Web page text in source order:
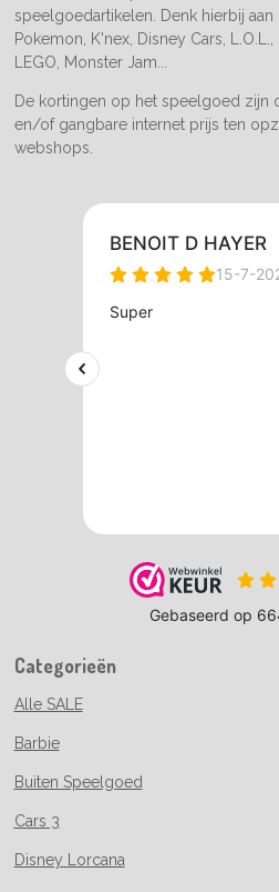
speelgoedartikelen. Denk hierbij aan
Pokemon, K'nex, Disney Cars,
LEGO, Monster Jam...
De kortingen op het speelgoed zijn
en/of gangbare internet prijs ten
webshops.
Categorieën
Alle SALE
Barbie
Buiten Speelgoed
Cars 3
Disney Lorcana